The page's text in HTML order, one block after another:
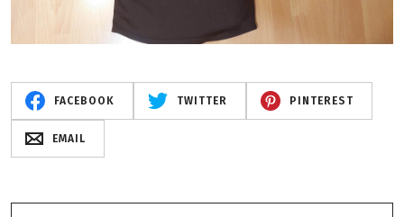
FACEBOOK TWITTER PINTEREST
EMAIL